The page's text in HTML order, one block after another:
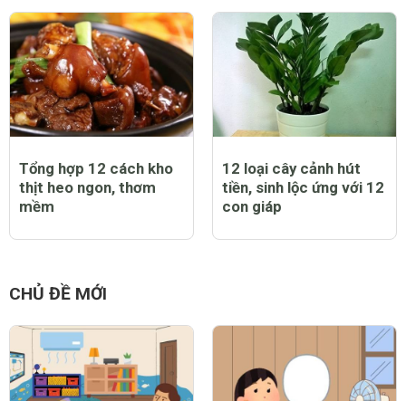
Tổng hợp 12 cách kho
thịt heo ngon, thơm
mềm
12 loại cây cảnh hút
tiền, sinh lộc ứng với 12
con giáp
CHỦ ĐỀ MỚI